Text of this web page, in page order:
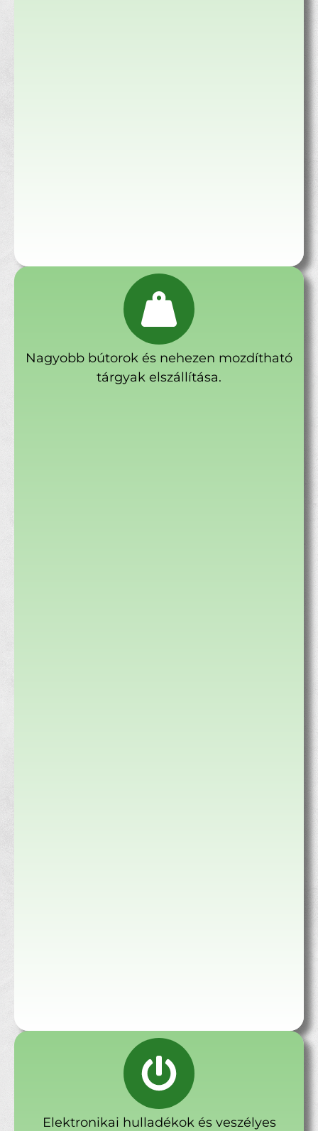
Nagyobb bútorok és nehezen mozdítható
tárgyak elszállítása.
Elektronikai hulladékok és veszélyes